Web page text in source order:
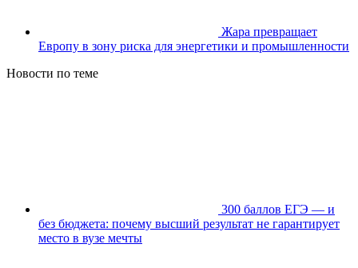
Жара превращает
Европу в зону риска для энергетики и промышленности
Новости по теме
300 баллов ЕГЭ — и
без бюджета: почему высший результат не гарантирует
место в вузе мечты